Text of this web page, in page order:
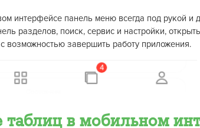
интерфейсе панель меню всегда под рукой и
разделов, поиск, сервис и настройки,
завершить работу приложения.
таблиц в мобильном